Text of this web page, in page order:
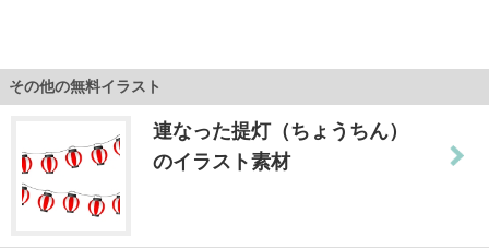
その他の無料イラスト
連なった提灯（ちょうちん）
のイラスト素材